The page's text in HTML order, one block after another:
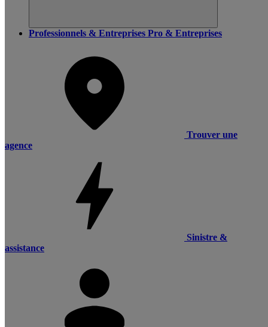
Professionnels & Entreprises Pro & Entreprises
Trouver une
agence
Sinistre &
assistance